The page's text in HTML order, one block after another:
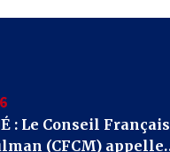
: Le Conseil Français
(CFCM) appelle